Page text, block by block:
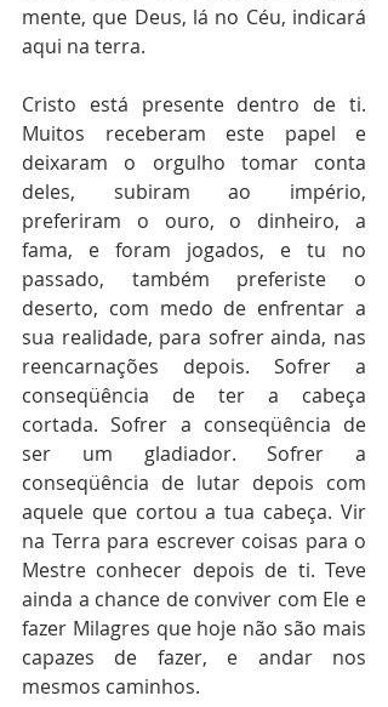
mente, que Deus, lá no Céu, indicará
aqui na terra.
Cristo está presente dentro de ti.
Muitos receberam este papel e
deixaram o orgulho tomar conta
deles, subiram ao império,
preferiram o ouro, o dinheiro, a
fama, e foram jogados, e tu no
passado, também preferiste o
deserto, com medo de enfrentar a
sua realidade, para sofrer ainda, nas
reencarnações depois. Sofrer a
conseqüência de ter a cabeça
cortada. Sofrer a conseqüência de
ser um gladiador. Sofrer a
conseqüência de lutar depois com
aquele que cortou a tua cabeça. Vir
na Terra para escrever coisas para o
Mestre conhecer depois de ti. Teve
ainda a chance de conviver com Ele e
fazer Milagres que hoje não são mais
capazes de fazer, e andar nos
mesmos caminhos.